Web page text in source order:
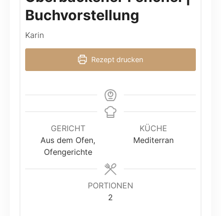
Buchvorstellung
Karin
Rezept drucken
GERICHT
Aus dem Ofen,
Ofengerichte
KÜCHE
Mediterran
PORTIONEN
2